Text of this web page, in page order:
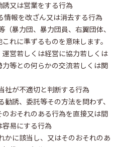
又は営業をする行為
情報を改ざん又は消去する行為
（暴力団、暴力団員、右翼団体、
れに準ずるものを意味します。
営若しくは経営に協力若しくは
等との何らかの交流若しくは関
社が不適切と判断する行為
勧誘、委託等その方法を問わず、
おそれのある行為を直接又は間
易にする行為
かに該当し、又はそのおそれのあ